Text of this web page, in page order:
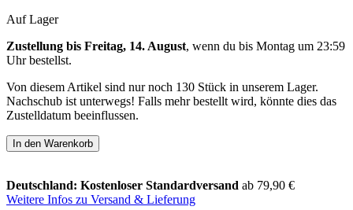
Auf Lager
Zustellung bis Freitag, 14. August, wenn du bis Montag um 23:59
Uhrbestellst.
Von diesem Artikel sind nur noch 130 Stück in unserem Lager.
Nachschub ist unterwegs! Falls mehr bestellt wird, könnte dies das
Zustelldatum beeinflussen.
In den Warenkorb
Deutschland: Kostenloser Standardversand ab 79,90 €
Weitere Infos zu Versand & Lieferung